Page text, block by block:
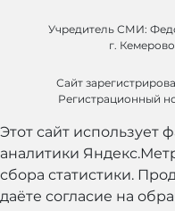
Учредитель СМИ:
г.
Сайт
Регистрационный
Этот сайт использует
аналитики
сбора статистики.
даёте согласие на